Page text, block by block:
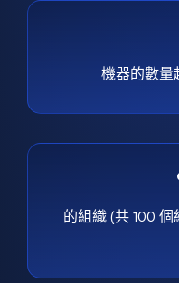
機器的數量
的組織 (共 100